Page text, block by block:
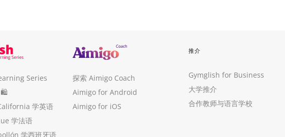
Series
🛍
学英语
学法语
学西班牙语
探索 Aimigo Coach
Aimigo for Android
Aimigo for iOS
推介
Gymglish for Business
大学推介
合作教师与语言学校